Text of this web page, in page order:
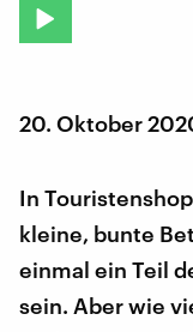
20. Oktober
In
kleine, bunte
einmal ein Teil
sein. Aber wie